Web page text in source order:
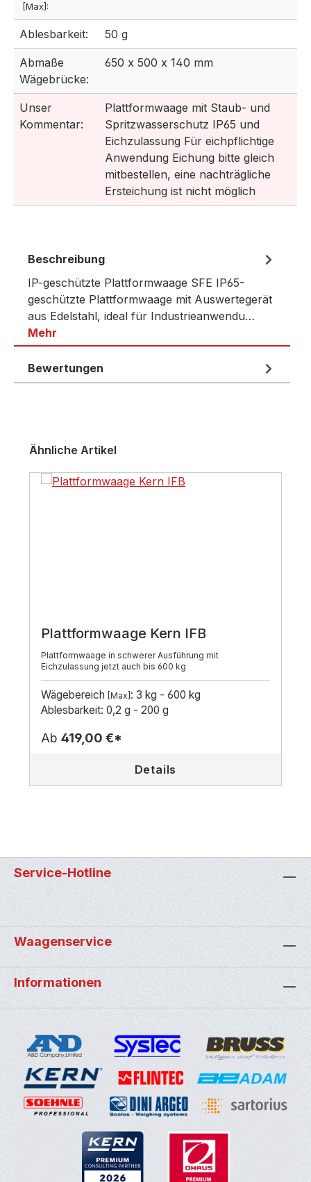
[Max]:
Ablesbarkeit: 50 g
Abmaße
Wägebrücke:
650 x 500 x 140 mm
Unser
Kommentar:
Plattformwaage mit Staub- und
Spritzwasserschutz IP65 und
Eichzulassung Für eichpflichtige
Anwendung Eichung bitte gleich
mitbestellen, eine nachträgliche
Ersteichung ist nicht möglich
Beschreibung
IP-geschützte Plattformwaage SFE IP65-
geschützte Plattformwaage mit Auswertegerät
aus Edelstahl, ideal für Industrieanwendu…
Mehr
Bewertungen
Produktgalerie überspringen
Ähnliche Artikel
Plattformwaage Kern IFB
Plattformwaage in schwerer Ausführung mit
Eichzulassung jetzt auch bis 600 kg
Wägebereich [Max] : 3 kg - 600 kg
Ablesbarkeit: 0,2 g - 200 g
Ab 419,00 €*
Details
Service-Hotline
Waagenservice
Informationen